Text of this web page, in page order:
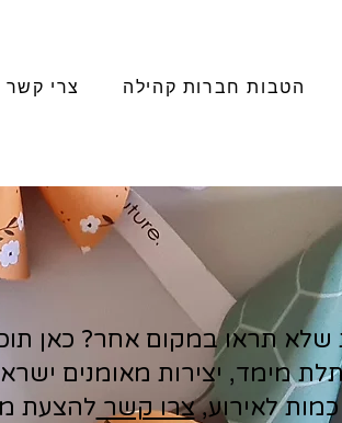
צרי קשר הטבות חברות קהילה
שלא תראו במקום אחר? כאן
מימד, יצירות מאומנים
לאירוע,צרו קשר להצעת